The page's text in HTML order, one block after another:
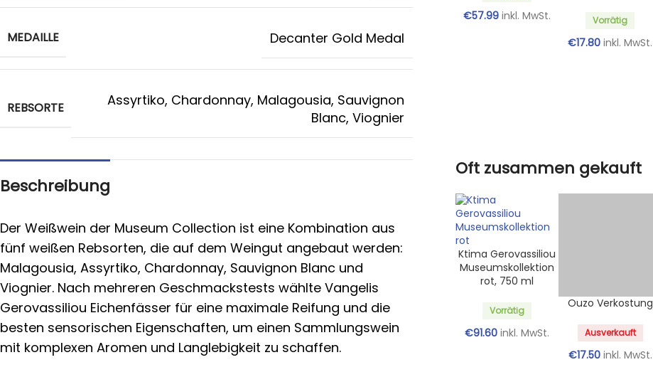
MEDAILLE Decanter Gold Medal
REBSORTE Assyrtiko, Chardonnay, Malagousia, Sauvignon
Blanc, Viognier
Beschreibung
Der Weißwein der Museum Collection ist eine Kombination aus
fünf weißen Rebsorten, die auf dem Weingut angebaut werden:
Malagousia, Assyrtiko, Chardonnay, Sauvignon Blanc und
Viognier. Nach mehreren Geschmackstests wählte Vangelis
Gerovassiliou Eichenfässer für eine maximale Reifung und die
besten sensorischen Eigenschaften, um einen Sammlungswein
mit komplexen Aromen und Langlebigkeit zu schaffen.
€57.99 inkl. MwSt. Vorrätig
€17.80 inkl. MwSt.
Oft zusammen gekauft
Ktima Gerovassiliou
Museumskollektion
rot, 750 ml
Vorrätig
€91.60 inkl. MwSt.
Ouzo Verkostung
Ausverkauft
€17.50 inkl. MwSt.